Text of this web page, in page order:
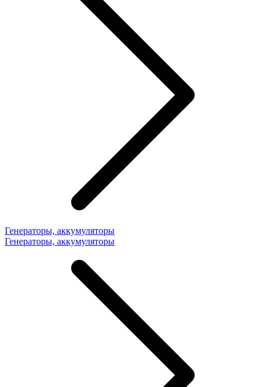
Генераторы, аккумуляторы
Генераторы, аккумуляторы